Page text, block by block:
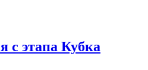
с этапа Кубка